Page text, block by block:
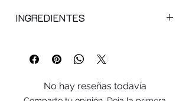
INGREDIENTES
diisopropyl dimer dilinoleate,
hydrogenated polyisobutene,
c30-50 alcohols, cera microcristallina
No hay reseñas todavía